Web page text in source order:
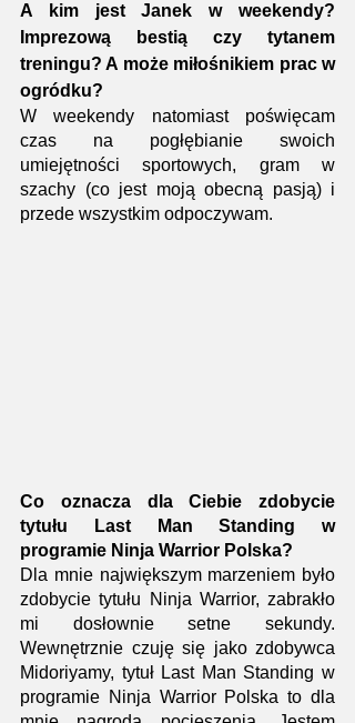
A kim jest Janek w weekendy?
Imprezową bestią czy tytanem
treningu? A może miłośnikiem prac w
ogródku?
W weekendy natomiast poświęcam
czas na pogłębianie swoich
umiejętności sportowych, gram w
szachy (co jest moją obecną pasją) i
przede wszystkim odpoczywam.
Co oznacza dla Ciebie zdobycie
tytułu Last Man Standing w
programie Ninja Warrior Polska?
Dla mnie największym marzeniem było
zdobycie tytułu Ninja Warrior, zabrakło
mi dosłownie setne sekundy.
Wewnętrznie czuję się jako zdobywca
Midoriyamy, tytuł Last Man Standing w
programie Ninja Warrior Polska to dla